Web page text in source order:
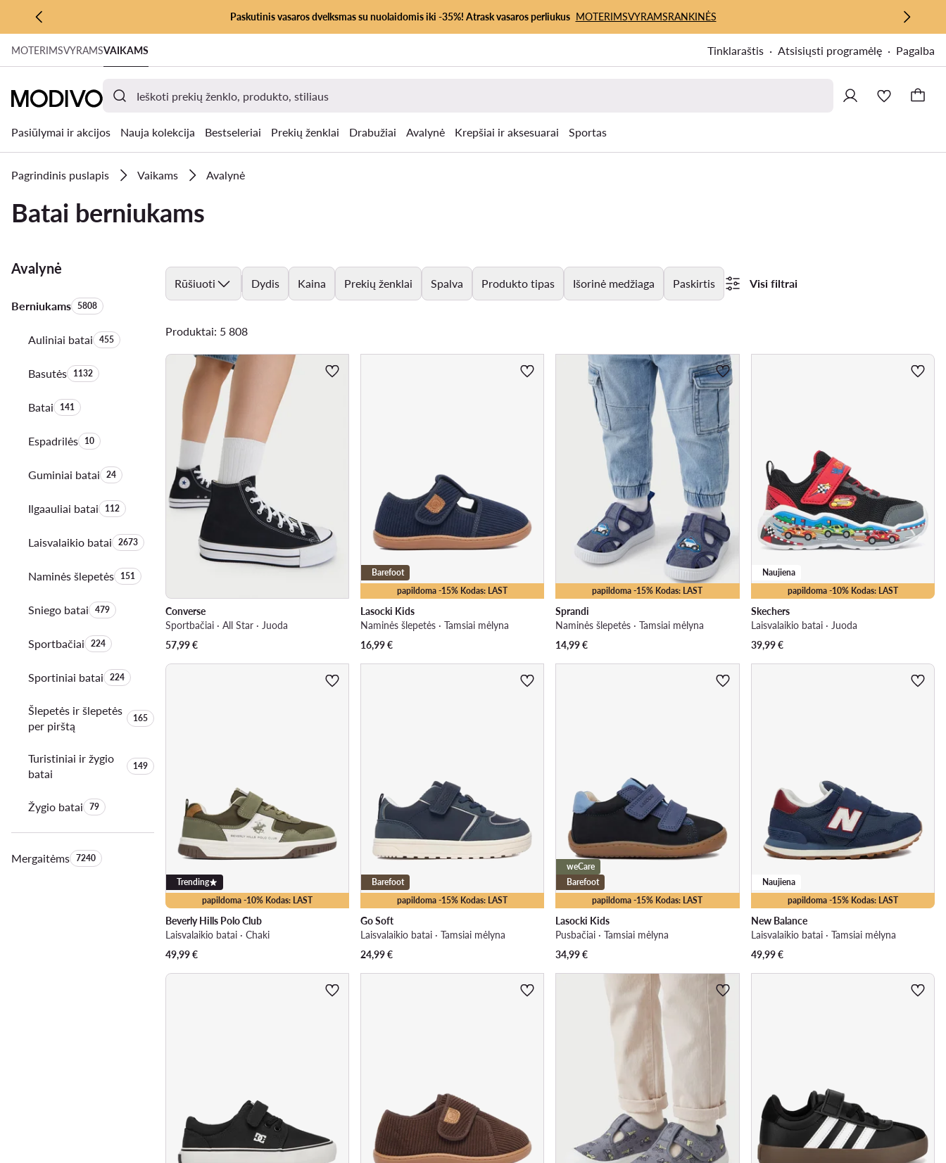
PEREITI PRIE PAGRINDINIO TURINIO
PEREITI Į PAIEŠKĄ
Paskutinis vasaros dvelksmas su nuolaidomis iki -35%! Atrask vasaros perliukus MOTERIMSVYRAMSRANKINĖS
MOTERIMSVYRAMSVAIKAMS Tinklaraštis Atsisiųsti programėlę Pagalba
Pasiūlymai ir akcijos Nauja kolekcija Bestseleriai Prekių ženklai Drabužiai Avalynė Krepšiai ir aksesuarai Sportas
Pagrindinis puslapis Vaikams Avalynė
Batai berniukams
Avalynė
BerniukamsProduktų skaičius:
5808
Auliniai bataiProduktų skaičius:
455
BasutėsProduktų skaičius:
1132
BataiProduktų skaičius:
141
EspadrilėsProduktų skaičius:
10
Guminiai bataiProduktų skaičius:
24
Ilgaauliai bataiProduktų skaičius:
112
Laisvalaikio bataiProduktų skaičius:
2673
Naminės šlepetėsProduktų skaičius:
151
Sniego bataiProduktų skaičius:
479
SportbačiaiProduktų skaičius:
224
Sportiniai bataiProduktų skaičius:
224
Šlepetės ir šlepetės
per pirštą
Produktų skaičius:
165
Turistiniai ir žygio
batai
Produktų skaičius:
149
Žygio bataiProduktų skaičius:
79
MergaitėmsProduktų skaičius:
7240
Rūšiuoti Dydis Kaina Prekių ženklai Spalva Produkto tipas Išorinė medžiaga Paskirtis Visi filtrai
Produktai: 5 808
Converse
Sportbačiai · All Star · Juoda
57,99€
papildoma -15% Kodas: LAST
Barefoot
Lasocki Kids
Naminės šlepetės · Tamsiai mėlyna
16,99€
papildoma -15% Kodas: LAST
Sprandi
Naminės šlepetės · Tamsiai mėlyna
14,99€
papildoma -10% Kodas: LAST
Naujiena
Skechers
Laisvalaikio batai · Juoda
39,99€
papildoma -10% Kodas: LAST
Trending
Beverly Hills Polo Club
Laisvalaikio batai · Chaki
49,99€
papildoma -15% Kodas: LAST
Barefoot
Go Soft
Laisvalaikio batai · Tamsiai mėlyna
24,99€
papildoma -15% Kodas: LAST
weCare
Barefoot
Lasocki Kids
Pusbačiai · Tamsiai mėlyna
34,99€
papildoma -15% Kodas: LAST
Naujiena
New Balance
Laisvalaikio batai · Tamsiai mėlyna
49,99€